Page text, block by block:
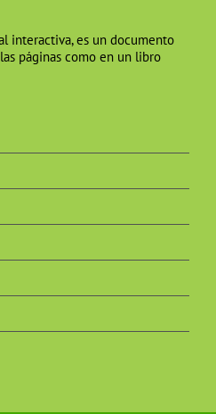
interactiva, es un documento
páginas como en un libro